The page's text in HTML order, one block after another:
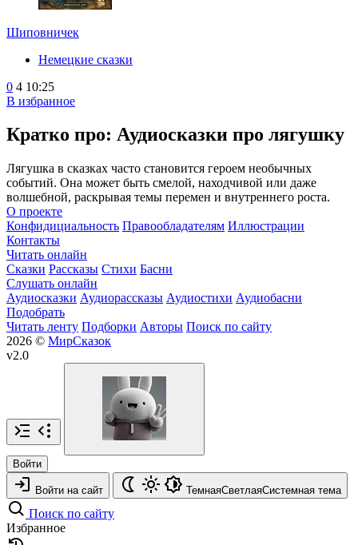
Шиповничек
Немецкие сказки
0 4 10:25
В избранное
Кратко про: Аудиосказки про лягушку
Лягушка в сказках часто становится героем необычных
событий. Она может быть смелой, находчивой или даже
волшебной, раскрывая темы перемен и внутреннего роста.
О проекте
Конфидициальность Правообладателям Иллюстрации
Контакты
Читать онлайн
Сказки Рассказы Стихи Басни
Слушать онлайн
Аудиосказки Аудиорассказы Аудиостихи Аудиобасни
Подобрать
Читать ленту Подборки Авторы Поиск по сайту
2026 © МирСказок
v2.0
Войти
Войти на сайт ТемнаяСветлаяСистемная тема
Поиск по сайту
Избранное